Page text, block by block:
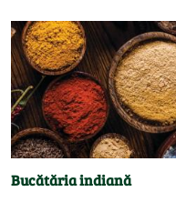
Bucătăria indiană